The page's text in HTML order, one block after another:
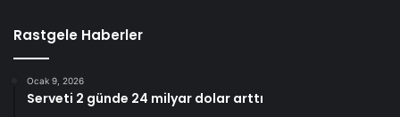
Rastgele Haberler
Ocak 9, 2026
Serveti 2 günde 24 milyar dolar arttı